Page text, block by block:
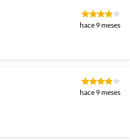
hace 9 meses
hace 9 meses